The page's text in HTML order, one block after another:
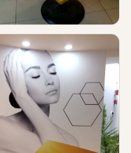
טפטים ומדבקות קיר בעסקים
מדבקות לחדר המתנה